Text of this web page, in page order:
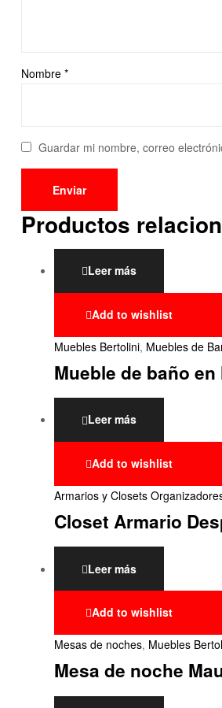
Nombre *
Guardar mi nombre, correo
Productos
Leer más
Add to wishlist
Muebles Bertolini, Muebles de
Mueble de baño
Leer más
Add to wishlist
Armarios y Closets
Closet Armario
Leer más
Add to wishlist
Mesas de noches, Muebles
Mesa de noche